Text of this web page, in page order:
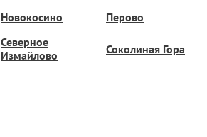
Новокосино Перово
Северное
Измайлово
Соколиная Гора